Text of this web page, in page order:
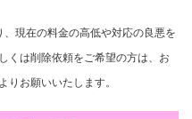
現在の料金の高低や対応の良悪を
くは削除依頼をご希望の方は、お
お願いいたします。